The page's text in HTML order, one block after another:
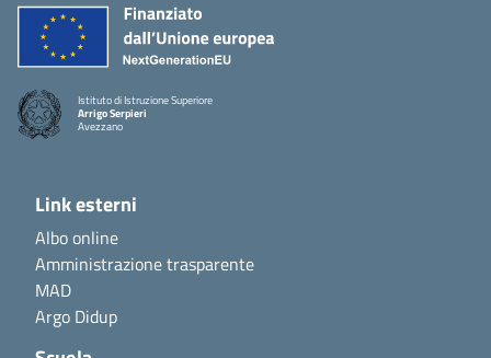
Istituto di Istruzione Superiore
Arrigo Serpieri
Avezzano
Link esterni
Albo online
Amministrazione trasparente
MAD
Argo Didup